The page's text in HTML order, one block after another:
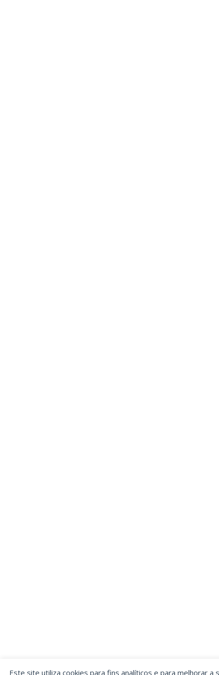
Este site utiliza cookies para fins analíticos e para melhorar a